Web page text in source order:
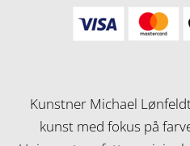
Kunstner Michael
kunst med fokus på